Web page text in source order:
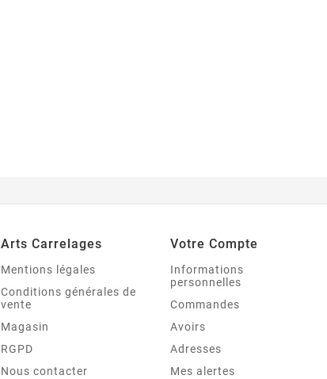
Arts Carrelages
Mentions légales
Conditions générales de
vente
Magasin
RGPD
Nous contacter
Votre Compte
Informations
personnelles
Commandes
Avoirs
Adresses
Mes alertes